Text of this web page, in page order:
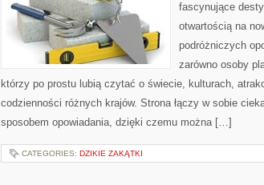
fascynujące
otwartością na
podróżniczych
zarówno osoby
którzy po prostu lubią czytać o świecie, kulturach,
codzienności różnych krajów. Strona łączy w sobie
sposobem opowiadania, dzięki czemu można […]
CATEGORIES: DZIKIE ZAKĄTKI